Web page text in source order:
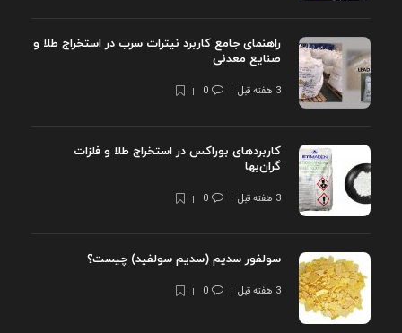
راهنمای جامع کاربرد نیترات سرب در استخراج طلا و
صنایع معدنی
3 هفته قبل 0
کاربردهای بوراکس در استخراج طلا و فلزات
گران‌بها
3 هفته قبل 0
سولفور سدیم (سدیم سولفید) چیست؟
3 هفته قبل 0